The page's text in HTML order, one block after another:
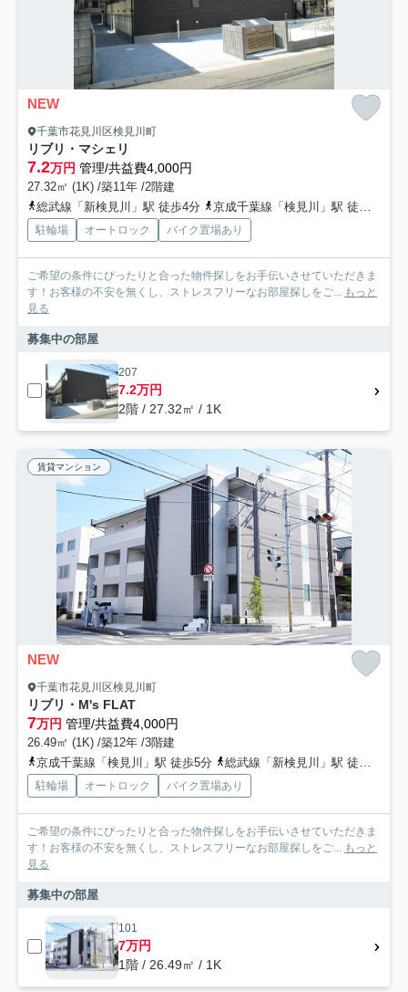
NEW
千葉市花見川区検見川町
リブリ・マシェリ
7.2万円 管理/共益費4,000円
27.32㎡ (1K) /築11年 /2階建
総武線「新検見川」駅 徒歩4分
京成千葉線「検見川」駅 徒歩8分
駐輪場 オートロック バイク置場あり
ご希望の条件にぴったりと合った物件探しをお手伝いさせていただきま
す！お客様の不安を無くし、ストレスフリーなお部屋探しをご...
もっと
見る
募集中の部屋
207
7.2万円
2階 / 27.32㎡ / 1K
賃貸マンション
NEW
千葉市花見川区検見川町
リブリ・M's FLAT
7万円 管理/共益費4,000円
26.49㎡ (1K) /築12年 /3階建
京成千葉線「検見川」駅 徒歩5分
総武線「新検見川」駅 徒歩6分
駐輪場 オートロック バイク置場あり
ご希望の条件にぴったりと合った物件探しをお手伝いさせていただきま
す！お客様の不安を無くし、ストレスフリーなお部屋探しをご...
もっと
見る
募集中の部屋
101
7万円
1階 / 26.49㎡ / 1K